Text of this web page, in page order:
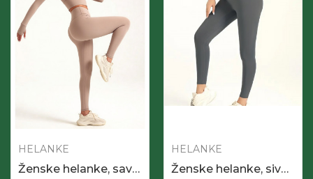
HELANKE
Ženske helanke, savršene za aktivan dan, bež boje
HELANKE
Ženske helanke, sive boje